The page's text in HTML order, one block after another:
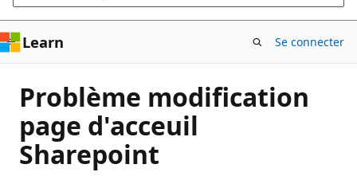
Learn Se connecter
Problème modification
page d'acceuil
Sharepoint